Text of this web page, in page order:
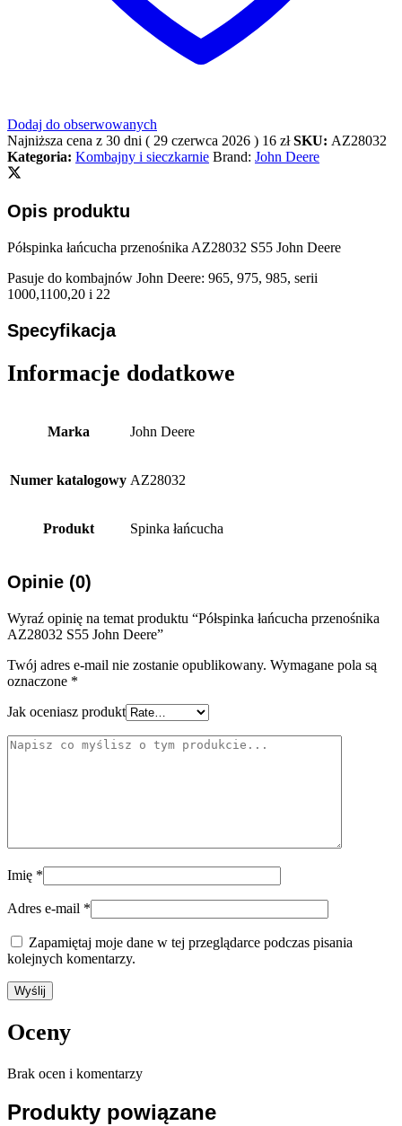
Dodaj do obserwowanych
Najniższa cena z 30 dni ( 29 czerwca 2026 ) 16 zł SKU: AZ28032
Kategoria: Kombajny i sieczkarnie Brand: John Deere
Opis produktu
Półspinka łańcucha przenośnika AZ28032 S55 John Deere
Pasuje do kombajnów John Deere: 965, 975, 985, serii
1000,1100,20 i 22
Specyfikacja
Informacje dodatkowe
Marka John Deere
Numer katalogowy AZ28032
Produkt Spinka łańcucha
Opinie (0)
Wyraź opinię na temat produktu “Półspinka łańcucha przenośnika
AZ28032 S55 John Deere”
Twój adres e-mail nie zostanie opublikowany. Wymagane pola są
oznaczone *
Jak oceniasz produkt
Imię *
Adres e-mail *
Zapamiętaj moje dane w tej przeglądarce podczas pisania
kolejnych komentarzy.
Oceny
Brak ocen i komentarzy
Produkty powiązane